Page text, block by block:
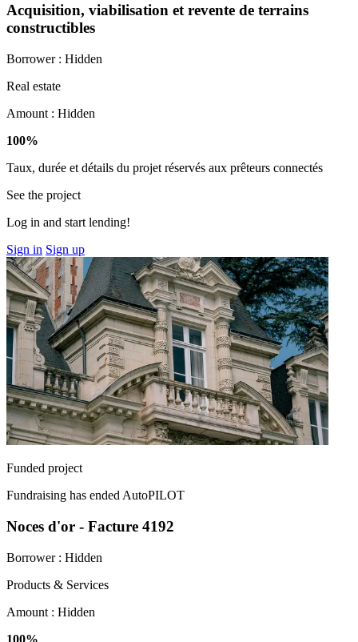
Acquisition, viabilisation et revente de terrains
constructibles
Borrower : Hidden
Real estate
Amount : Hidden
100%
Taux, durée et détails du projet réservés aux prêteurs connectés
See the project
Log in and start lending!
Sign in Sign up
Funded project
Fundraising has ended AutoPILOT
Noces d'or - Facture 4192
Borrower : Hidden
Products & Services
Amount : Hidden
100%